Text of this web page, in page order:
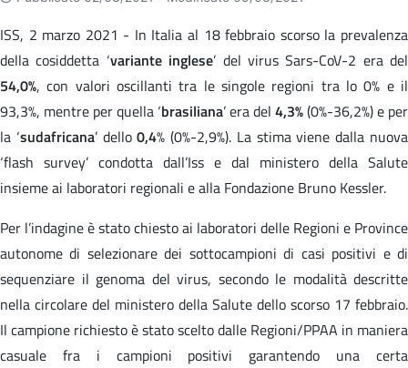
ISS, 2 marzo 2021 - In Italia al 18 febbraio scorso la prevalenza
della cosiddetta ‘variante inglese’ del virus Sars-CoV-2 era del
54,0%, con valori oscillanti tra le singole regioni tra lo 0% e il
93,3%, mentre per quella ‘brasiliana’ era del 4,3%(0%-36,2%) e per
la ‘sudafricana’ dello0,4% (0%-2,9%). La stima viene dalla nuova
‘flash survey’ condotta dall’Iss e dal ministero della Salute
insieme ai laboratori regionali e alla Fondazione Bruno Kessler.
Per l’indagine è stato chiesto ai laboratori delle Regioni e Province
autonome di selezionare dei sottocampioni di casi positivi e di
sequenziare il genoma del virus, secondo le modalità descritte
nella circolare del ministero della Salute dello scorso 17 febbraio.
Il campione richiesto è stato scelto dalle Regioni/PPAA in maniera
casuale fra i campioni positivi garantendo una certa